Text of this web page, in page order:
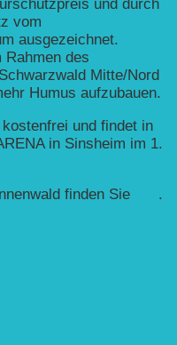
und durch
vom
ausgezeichnet.
des
Mitte/Nord
Humus aufzubauen.
und findet in
in Sinsheim im 1.
finden Sie
.